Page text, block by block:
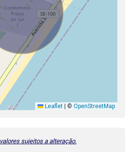
Leaflet © OpenStreetMap
valores sujeitos a alteração.